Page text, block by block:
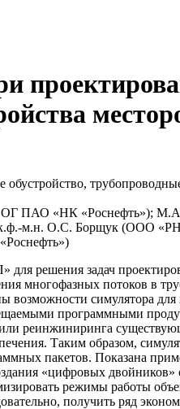
ПАО «НК «Роснефть»);
к.ф.-м.н. О.С. Борщук (ООО
решения задач
многофазных потоков в
симулятора для
программными
или реинжиниринга
Таким образом,
пакетов. Показана
«цифровых двойников»
режимы работы
получить ряд